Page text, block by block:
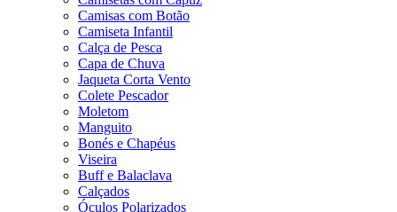
Camisas com Botão
Camiseta Infantil
Calça de Pesca
Capa de Chuva
Jaqueta Corta Vento
Colete Pescador
Moletom
Manguito
Bonés e Chapéus
Viseira
Buff e Balaclava
Calçados
Óculos Polarizados